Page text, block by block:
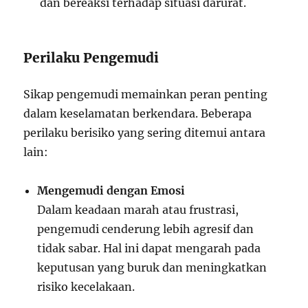
dan bereaksi terhadap situasi darurat.
Perilaku Pengemudi
Sikap pengemudi memainkan peran penting
dalam keselamatan berkendara. Beberapa
perilaku berisiko yang sering ditemui antara
lain:
Mengemudi dengan Emosi
Dalam keadaan marah atau frustrasi,
pengemudi cenderung lebih agresif dan
tidak sabar. Hal ini dapat mengarah pada
keputusan yang buruk dan meningkatkan
risiko kecelakaan.